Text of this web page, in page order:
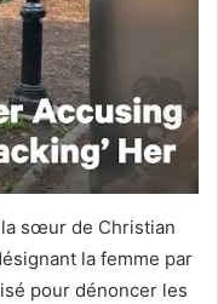
sœur de Christian
la femme par
pour dénoncer les